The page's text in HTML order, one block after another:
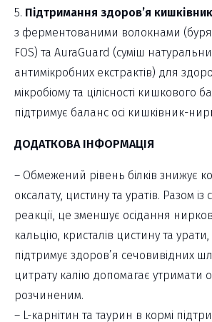
5. Підтримання здоров’я
з ферментованими волокнами
FOS) та AuraGuard (суміш
антимікробних екстрактів) для
мікробіому та цілісності кишкового
підтримує баланс осі кишківник-
ДОДАТКОВА ІНФОРМАЦІЯ
– Обмежений рівень білків знижує
оксалату, цистину та уратів. Разом
реакції, це зменшує осідання
кальцію, кристалів цистину та
підтримує здоров’я сечовивідних
цитрату калію допомагає утримати
розчиненим.
– L-карнітин та таурин в кормі